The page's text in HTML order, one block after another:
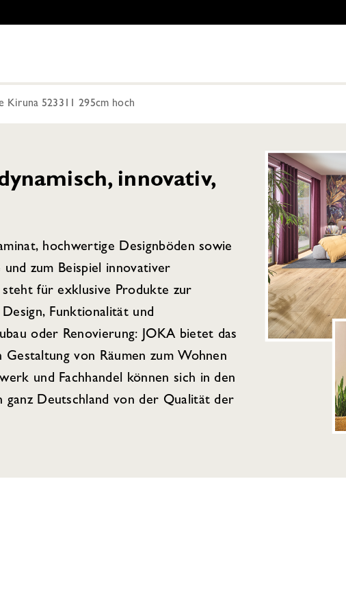
Kiruna 523311 295cm hoch
innovativ,
hochwertige Designböden sowie
und zum Beispiel innovativer
steht für exklusive Produkte zur
Funktionalität und
oder Renovierung: JOKA bietet das
von Räumen zum Wohnen
und Fachhandel können sich in den
ganz Deutschland von der Qualität der